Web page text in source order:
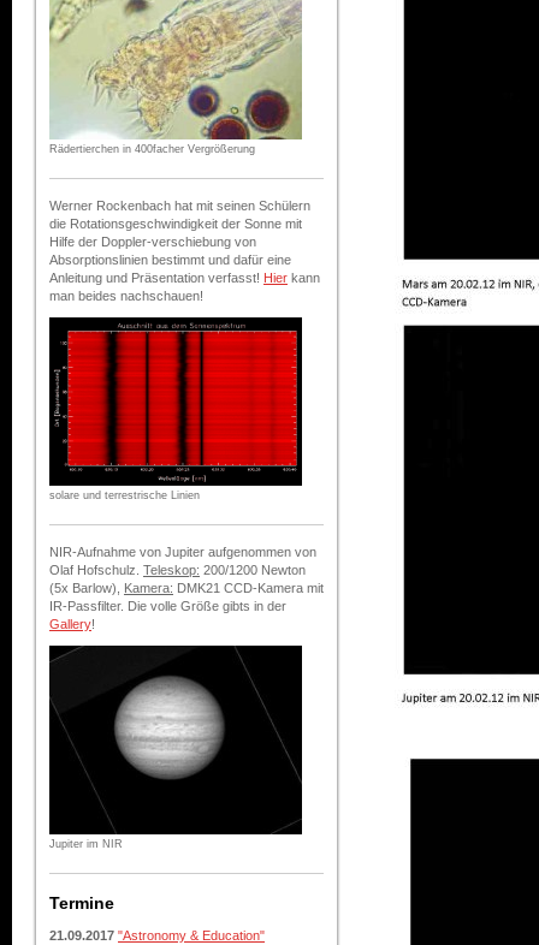
Rädertierchen in 400facher Vergrößerung
Werner Rockenbach hat mit seinen Schülern
die Rotationsgeschwindigkeit der Sonne mit
Hilfe der Doppler-verschiebung von
Absorptionslinien bestimmt und dafür eine
Anleitung und Präsentation verfasst! Hier kann
man beides nachschauen!
solare und terrestrische Linien
NIR-Aufnahme von Jupiter aufgenommen von
Olaf Hofschulz. Teleskop: 200/1200 Newton
(5x Barlow), Kamera: DMK21 CCD-Kamera mit
IR-Passfilter. Die volle Größe gibts in der
Gallery!
Jupiter im NIR
Termine
21.09.2017 "Astronomy & Education"